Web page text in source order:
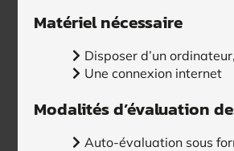
Matériel nécessaire
Disposer d’un
Une connexion internet
Modalités d’évaluation
Auto-évaluation sous